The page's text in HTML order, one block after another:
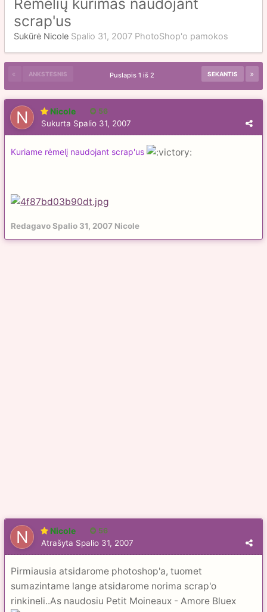
Rėmelių kūrimas naudojant
scrap'us
Sukūrė Nicole Spalio 31, 2007 PhotoShop'o pamokos
ANKSTESNIS SEKANTIS
Puslapis 1 iš 2
Nicole 56
Sukurta Spalio 31, 2007
Kuriame rėmelį naudojant scrap'us
RedagavoSpalio 31, 2007 Nicole
Nicole 56
Atrašyta Spalio 31, 2007
Pirmiausia atsidarome photoshop'a, tuomet
sumazintame lange atsidarome norima scrap'o
rinkineli..As naudosiu Petit Moineaux - Amore Bluex